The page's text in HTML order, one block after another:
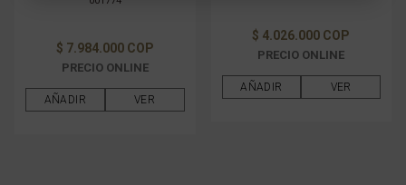
$ 7.984.000 COP
PRECIO ONLINE
AÑADIR VER
$ 4.026.000 COP
PRECIO ONLINE
AÑADIR VER